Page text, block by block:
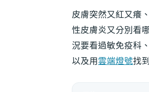
皮膚突然又紅又癢
性皮膚炎又分別看
況要看過敏免疫科
以及用雲端燈號找